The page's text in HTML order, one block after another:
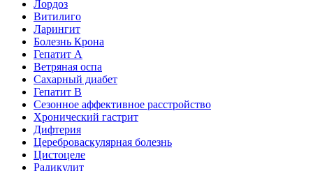
Лордоз
Витилиго
Ларингит
Болезнь Крона
Гепатит A
Ветряная оспа
Сахарный диабет
Гепатит B
Сезонное аффективное расстройство
Хронический гастрит
Дифтерия
Цереброваскулярная болезнь
Цистоцеле
Радикулит